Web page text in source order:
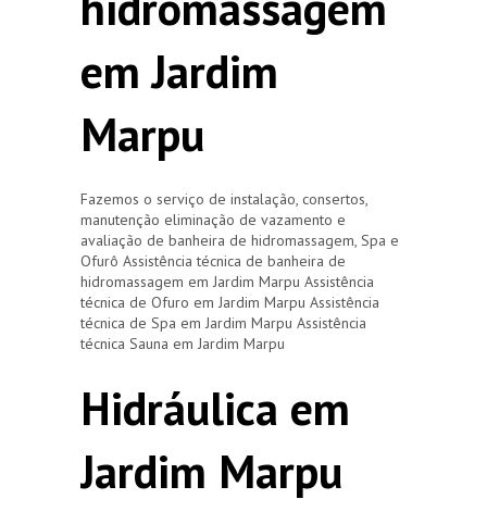
em Jardim
Marpu
Fazemos o serviço de instalação, consertos,
manutenção eliminação de vazamento e
avaliação de banheira de hidromassagem, Spa e
Ofurô Assistência técnica de banheira de
hidromassagem em Jardim Marpu Assistência
técnica de Ofuro em Jardim Marpu Assistência
técnica de Spa em Jardim Marpu Assistência
técnica Sauna em Jardim Marpu
Hidráulica em
Jardim Marpu